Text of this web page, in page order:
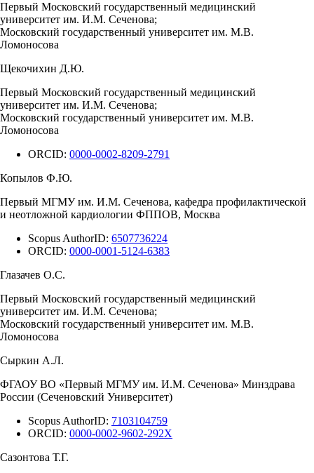
Первый Московский государственный медицинский
университет им. И.М. Сеченова;
Московский государственный университет им. М.В.
Ломоносова
Щекочихин Д.Ю.
Первый Московский государственный медицинский
университет им. И.М. Сеченова;
Московский государственный университет им. М.В.
Ломоносова
ORCID: 0000-0002-8209-2791
Копылов Ф.Ю.
Первый МГМУ им. И.М. Сеченова, кафедра профилактической
и неотложной кардиологии ФППОВ, Москва
Scopus AuthorID: 6507736224
ORCID: 0000-0001-5124-6383
Глазачев О.С.
Первый Московский государственный медицинский
университет им. И.М. Сеченова;
Московский государственный университет им. М.В.
Ломоносова
Сыркин А.Л.
ФГАОУ ВО «Первый МГМУ им. И.М. Сеченова» Минздрава
России (Сеченовский Университет)
Scopus AuthorID: 7103104759
ORCID: 0000-0002-9602-292X
Сазонтова Т.Г.